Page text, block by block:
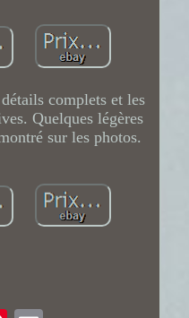
complets et les
Quelques légères
sur les photos.